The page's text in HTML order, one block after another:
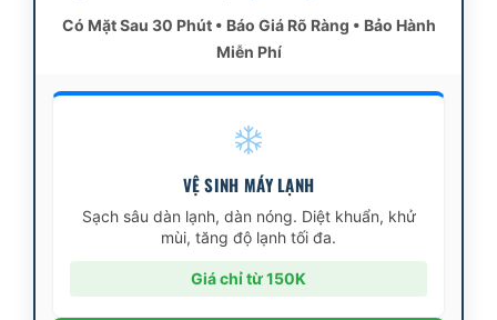
Có Mặt Sau 30 Phút • Báo Giá Rõ Ràng • Bảo Hành
Miễn Phí
VỆ SINH MÁY LẠNH
Sạch sâu dàn lạnh, dàn nóng. Diệt khuẩn, khử
mùi, tăng độ lạnh tối đa.
Giá chỉ từ 150K